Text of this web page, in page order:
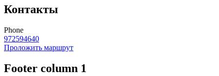
Контакты
Phone
972594640
Проложить маршрут
Footer column 1